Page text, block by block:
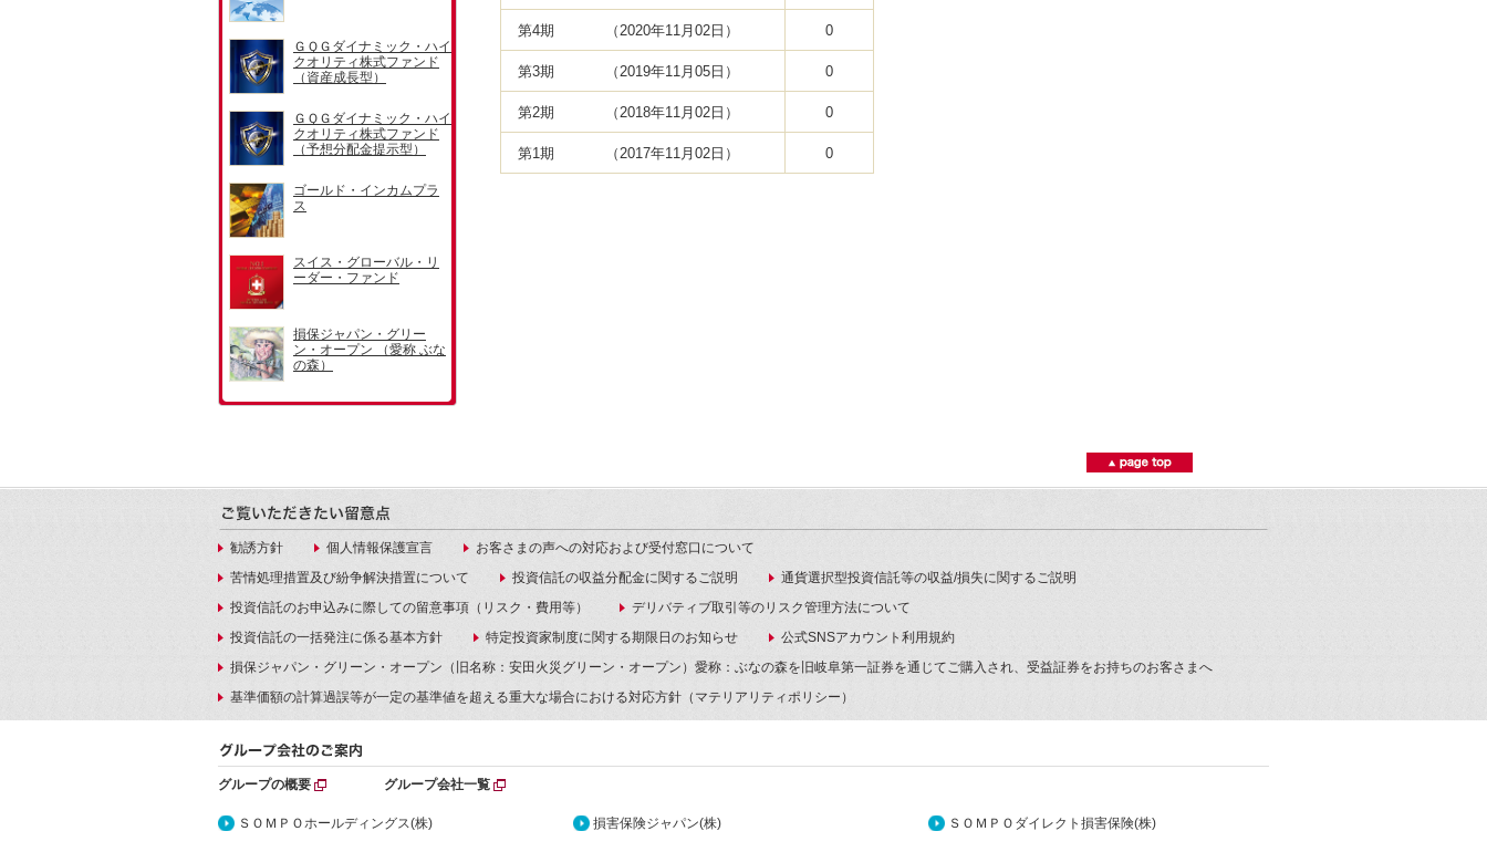
第4期 （2020年11月02日） 0
第3期 （2019年11月05日） 0
第2期 （2018年11月02日） 0
第1期 （2017年11月02日） 0
勧誘方針 個人情報保護宣言
お客さまの声への対応および受付窓口について
苦情処理措置及び紛争解決措置について
投資信託の収益分配金に関するご説明
通貨選択型投資信託等の収益/損失に関するご説明
投資信託のお申込みに際しての留意事項（リスク・費用等）
デリバティブ取引等のリスク管理方法について
投資信託の一括発注に係る基本方針
特定投資家制度に関する期限日のお知らせ
公式SNSアカウント利用規約
損保ジャパン・グリーン・オープン（旧名称：安田火災グリーン・オープン）愛称：ぶなの森を旧岐阜第一証券を通じてご購入され、受益証券をお持ちのお客さまへ
基準価額の計算過誤等が一定の基準値を超える重大な場合における対応方針（マテリアリティポリシー）
グループの概要 グループ会社一覧
ＳＯＭＰＯホールディングス(株) 損害保険ジャパン(株) ＳＯＭＰＯダイレクト損害保険(株)